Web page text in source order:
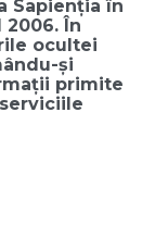
Sapienția în
În
ocultei
și
primite